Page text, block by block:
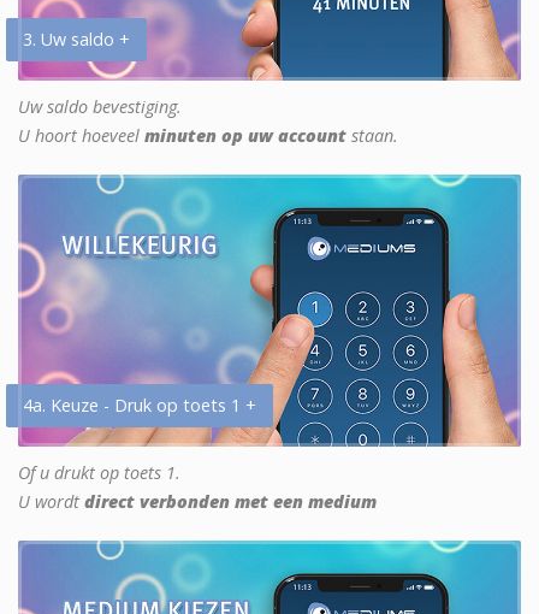
3. Uw saldo +
Uw saldo bevestiging.
U hoort hoeveel minuten op uw account staan.
4a. Keuze - Druk op toets 1 +
Of u drukt op toets 1.
U wordt direct verbonden met een medium